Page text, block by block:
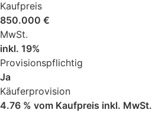
Kaufpreis
850.000 €
MwSt.
inkl. 19%
Provisionspflichtig
Ja
Käuferprovision
4.76 % vom Kaufpreis inkl. MwSt.